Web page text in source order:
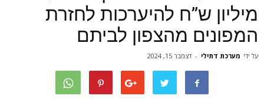
מיליון ש”ח להיערכות לחזרת
המפונים מהצפון לביתם
על ידי מערכת דתילי - דצמבר 15, 2024